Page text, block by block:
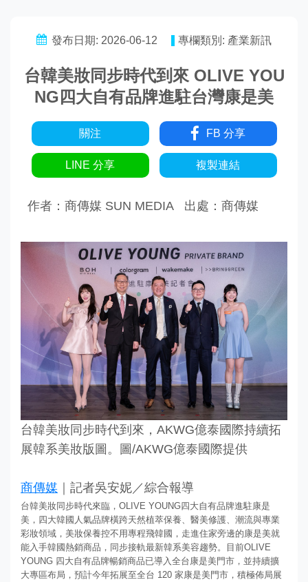
發布日期: 2026-06-12 專欄類別: 產業新訊
台韓美妝同步時代到來 OLIVE YOU
NG四大自有品牌進駐台灣康是美
關注 FB 分享
LINE 分享 複製連結
作者：商傳媒 SUN MEDIA 出處：商傳媒
台韓美妝同步時代到來，AKWG億泰國際持續拓
展韓系美妝版圖。圖/AKWG億泰國際提供
商傳媒 ｜記者吳安妮／綜合報導
台韓美妝同步時代來臨，OLIVE YOUNG四大自有品牌進駐康是
美，四大韓國人氣品牌橫跨天然植萃保養、醫美修護、潮流與專業
彩妝領域，美妝保養控不用專程飛韓國，走進住家旁邊的康是美就
能入手韓國熱銷商品，同步接軌最新韓系美容趨勢。目前OLIVE
YOUNG 四大自有品牌暢銷商品已導入全台康是美門市，並持續擴
大專區布局，預計今年拓展至全台 120 家康是美門市，積極佈局展